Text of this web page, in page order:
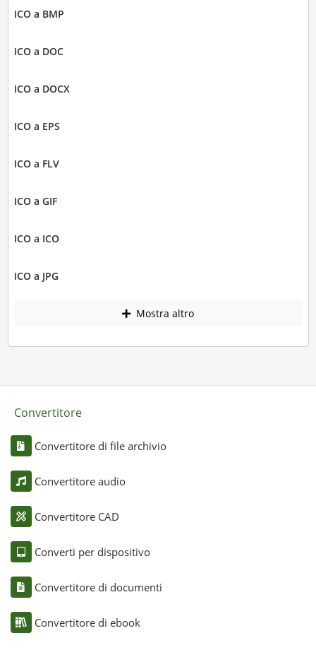
ICO a BMP
ICO a DOC
ICO a DOCX
ICO a EPS
ICO a FLV
ICO a GIF
ICO a ICO
ICO a JPG
Mostra altro
Convertitore
Convertitore di file archivio
Convertitore audio
Convertitore CAD
Converti per dispositivo
Convertitore di documenti
Convertitore di ebook